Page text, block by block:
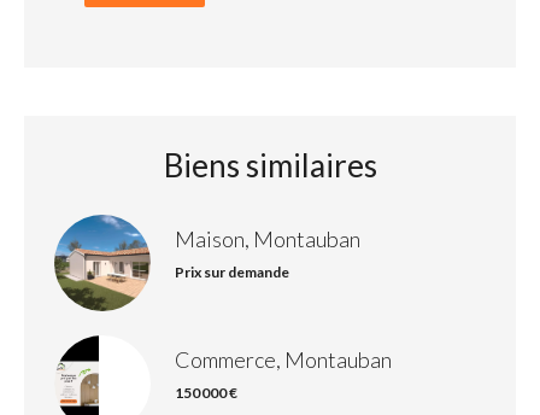
Biens similaires
Maison, Montauban
Prix sur demande
Commerce, Montauban
150 000 €